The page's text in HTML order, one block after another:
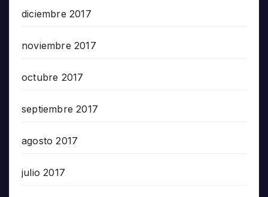
diciembre 2017
noviembre 2017
octubre 2017
septiembre 2017
agosto 2017
julio 2017